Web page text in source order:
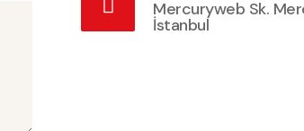
Mercuryweb Sk.
İstanbul